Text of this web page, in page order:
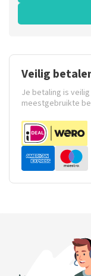
Veilig
Je betaling is
meestgebruikte